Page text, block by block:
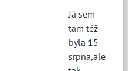
Já sem
tam též
byla 15
srpna,ale